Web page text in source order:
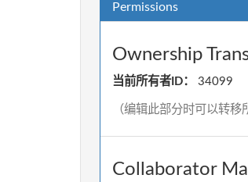
Permissions
Ownership
当前所有者ID： 34099
（编辑此部分时可以转移
Collaborator